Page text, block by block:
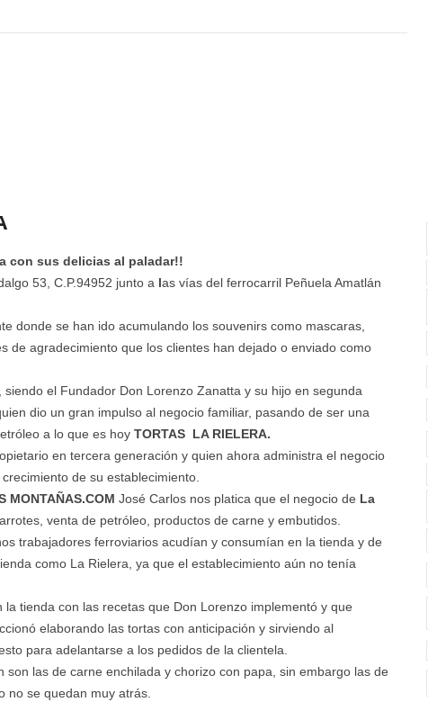
con sus delicias al paladar!!
53, C.P.94952 junto a las vías del ferrocarril Peñuela Amatlán
donde se han ido acumulando los souvenirs como mascaras,
de agradecimiento que los clientes han dejado o enviado como
el Fundador Don Lorenzo Zanatta y su hijo en segunda
dio un gran impulso al negocio familiar, pasando de ser una
a lo que es hoy TORTAS LA RIELERA.
en tercera generación y quien ahora administra el negocio
de su establecimiento.
MONTAÑAS.COM José Carlos nos platica que el negocio de La
venta de petróleo, productos de carne y embutidos.
trabajadores ferroviarios acudían y consumían en la tienda y de
como La Rielera, ya que el establecimiento aún no tenía
la tienda con las recetas que Don Lorenzo implementó y que
elaborando las tortas con anticipación y sirviendo al
para adelantarse a los pedidos de la clientela.
son las de carne enchilada y chorizo con papa, sin embargo las de
no se quedan muy atrás.